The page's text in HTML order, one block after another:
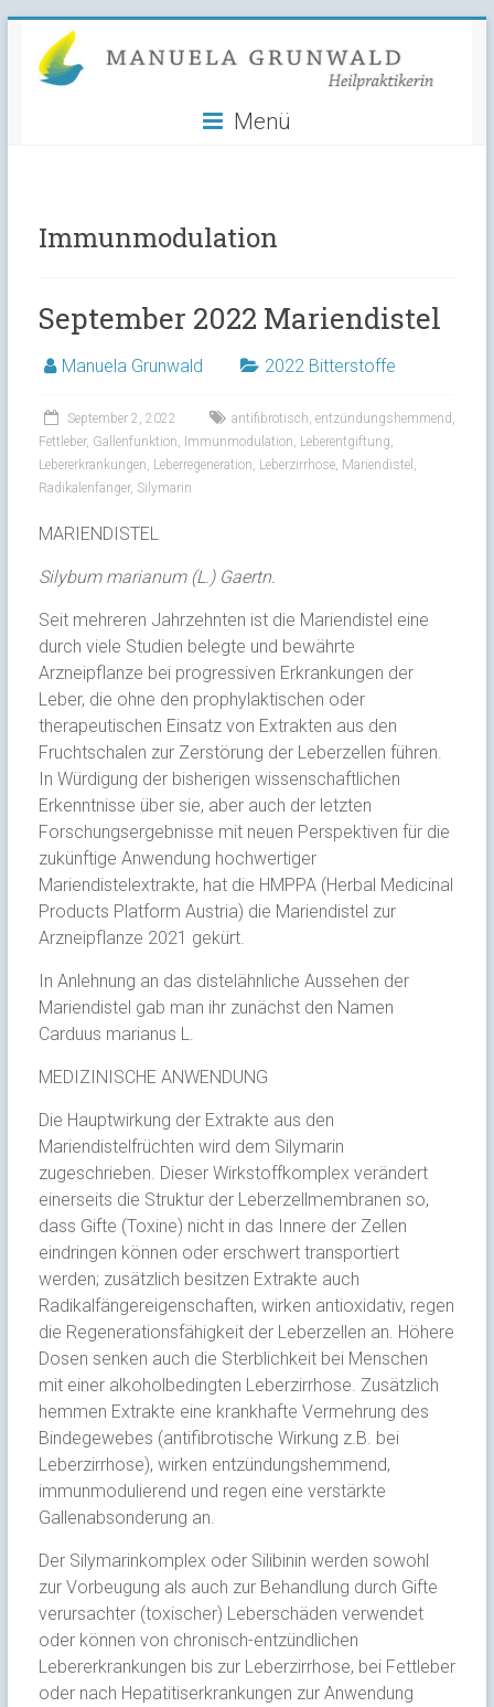
content
Manuela
Grunwald
Menü
Immunmodulation
September 2022 Mariendistel
Manuela Grunwald 2022 Bitterstoffe
September 2, 2022 antifibrotisch entzündungshemmend
Fettleber, Gallenfunktion Immunmodulation Leberentgiftung
Lebererkrankungen Leberregeneration Leberzirrhose, Mariendistel
Radikalenfänger, Silymarin
MARIENDISTEL
Silybum marianum (L.) Gaertn.
Seit mehreren Jahrzehnten ist die Mariendistel eine
durch viele Studien belegte und bewährte
Arzneipflanze bei progressiven Erkrankungen der
Leber, die ohne den prophylaktischen oder
therapeutischen Einsatz von Extrakten aus den
Fruchtschalen zur Zerstörung der Leberzellen führen.
In Würdigung der bisherigen wissenschaftlichen
Erkenntnisse über sie, aber auch der letzten
Forschungsergebnisse mit neuen Perspektiven für die
zukünftige Anwendung hochwertiger
Mariendistelextrakte, hat die HMPPA (Herbal Medicinal
Products Platform Austria) die Mariendistel zur
Arzneipflanze 2021 gekürt.
In Anlehnung an das distelähnliche Aussehen der
Mariendistel gab man ihr zunächst den Namen
Carduus marianus L.
MEDIZINISCHE ANWENDUNG
Die Hauptwirkung der Extrakte aus den
Mariendistelfrüchten wird dem Silymarin
zugeschrieben. Dieser Wirkstoffkomplex verändert
einerseits die Struktur der Leberzellmembranen so,
dass Gifte (Toxine) nicht in das Innere der Zellen
eindringen können oder erschwert transportiert
werden; zusätzlich besitzen Extrakte auch
Radikalfängereigenschaften, wirken antioxidativ, regen
die Regenerationsfähigkeit der Leberzellen an. Höhere
Dosen senken auch die Sterblichkeit bei Menschen
mit einer alkoholbedingten Leberzirrhose. Zusätzlich
hemmen Extrakte eine krankhafte Vermehrung des
Bindegewebes (antifibrotische Wirkung z.B. bei
Leberzirrhose), wirken entzündungshemmend,
immunmodulierend und regen eine verstärkte
Gallenabsonderung an.
Der Silymarinkomplex oder Silibinin werden sowohl
zur Vorbeugung als auch zur Behandlung durch Gifte
verursachter (toxischer) Leberschäden verwendet
oder können von chronisch-entzündlichen
Lebererkrankungen bis zur Leberzirrhose, bei Fettleber
oder nach Hepatitiserkrankungen zur Anwendung